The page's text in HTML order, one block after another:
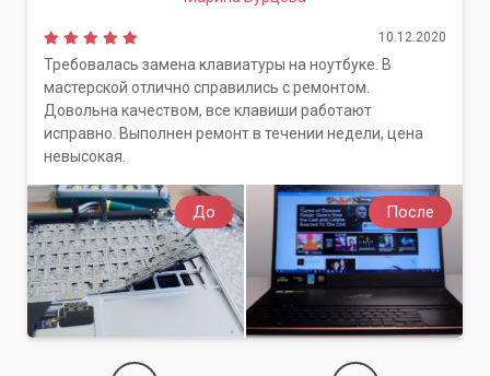
До После
10.12.2020
Требовалась замена клавиатуры на ноутбуке. В
мастерской отлично справились с ремонтом.
Довольна качеством, все клавиши работают
исправно. Выполнен ремонт в течении недели, цена
невысокая.